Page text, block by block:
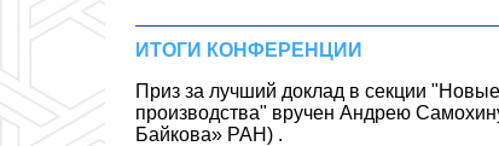
ИТОГИ КОНФЕРЕНЦИИ
Приз за лучший доклад в секции
производства" вручен Андрею
Байкова» РАН) .